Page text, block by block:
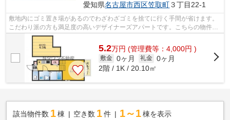
愛知県名古屋市西区笠取町３丁目22-1
敷地内にゴミ置き場があるのでわざわざゴミを捨てに行く手間が省けます。
こだわり派の方も満足度の高いデザイナーズアパートです。こちらの物件は
現在空家です。ぜひ一度見ていただき...
5.2万円 (管理費等：4,000円 )
敷金 0ヶ月 礼金 0ヶ月
2階 / 1K / 20.10㎡
該当物件数 1棟 空き数 1 件 1～1 棟を表示